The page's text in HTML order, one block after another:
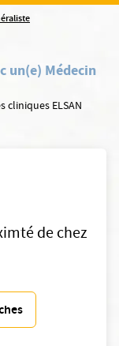
un(e) Médecin
cliniques ELSAN
de chez